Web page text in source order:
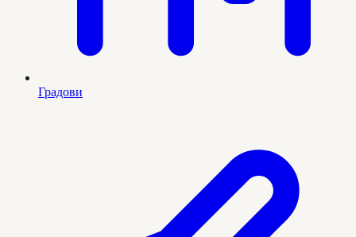
Градови